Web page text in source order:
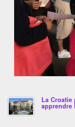
La
apprendre